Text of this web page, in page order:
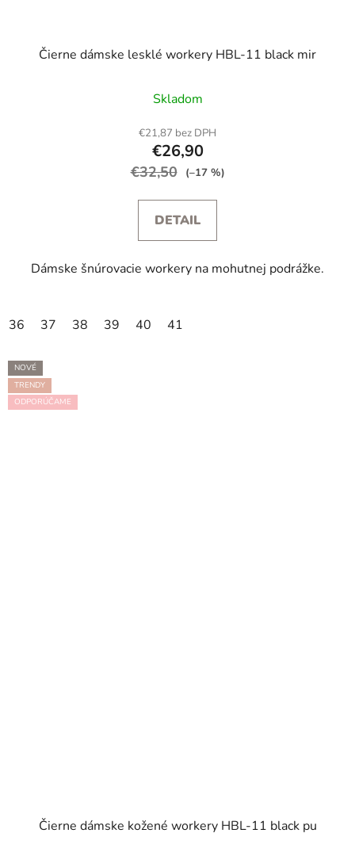
Čierne dámske lesklé workery HBL-11 black mir
Skladom
€21,87 bez DPH
€26,90
€32,50 (–17 %)
DETAIL
Dámske šnúrovacie workery na mohutnej podrážke.
36 37 38 39 40 41
NOVÉ
TRENDY
ODPORÚČAME
Čierne dámske kožené workery HBL-11 black pu